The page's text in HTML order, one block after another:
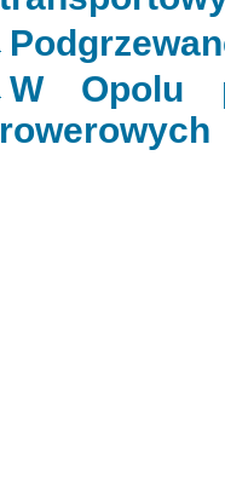
W Opolu
rowerowych